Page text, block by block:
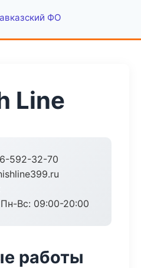
ФО
Line
592-32-70
Пн-Вс: 09:00-20:00
работы